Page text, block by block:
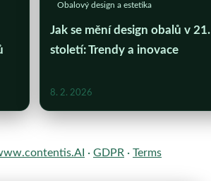
Obalový design a estetika
Jak se mění design obalů v 21.
století: Trendy a inovace
8. 2. 2026
· GDPR · Terms